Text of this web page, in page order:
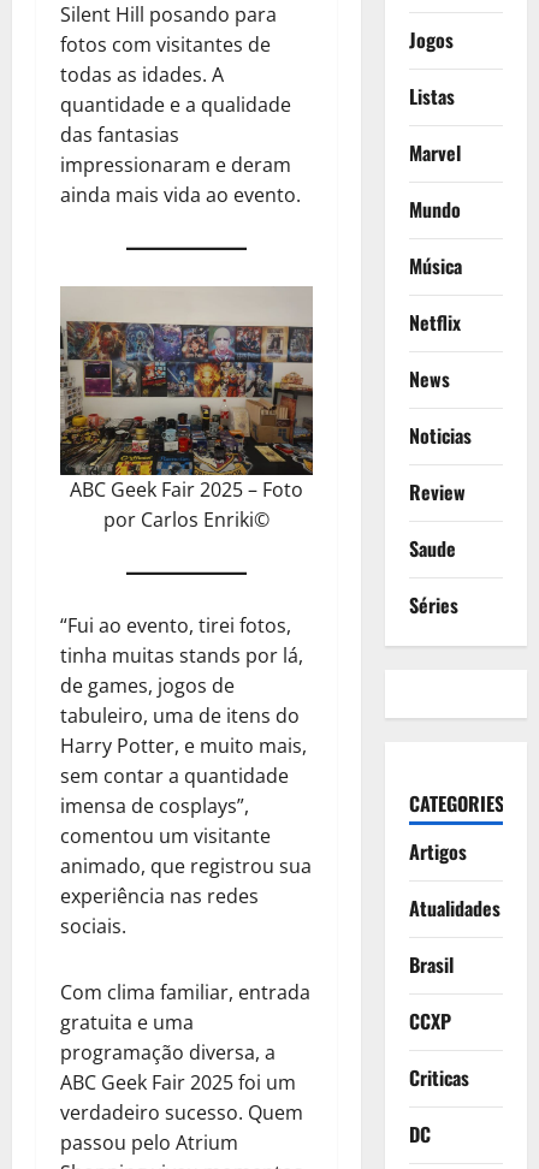
Silent Hill posando para
fotos com visitantes de
todas as idades. A
quantidade e a qualidade
das fantasias
impressionaram e deram
ainda mais vida ao evento.
ABC Geek Fair 2025 – Foto
por Carlos Enriki©
“Fui ao evento, tirei fotos,
tinha muitas stands por lá,
de games, jogos de
tabuleiro, uma de itens do
Harry Potter, e muito mais,
sem contar a quantidade
imensa de cosplays”,
comentou um visitante
animado, que registrou sua
experiência nas redes
sociais.
Com clima familiar, entrada
gratuita e uma
programação diversa, a
ABC Geek Fair 2025 foi um
verdadeiro sucesso. Quem
passou pelo Atrium
Jogos
Listas
Marvel
Mundo
Música
Netflix
News
Noticias
Review
Saude
Séries
CATEGORIES
Artigos
Atualidades
Brasil
CCXP
Criticas
DC